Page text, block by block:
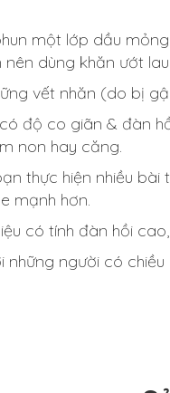
một lớp dầu
dùng khăn ướt
vết nhăn (do bị
độ co giãn & đàn
non hay căng.
thực hiện nhiều
mạnh hơn.
có tính đàn hồi
người có chiều